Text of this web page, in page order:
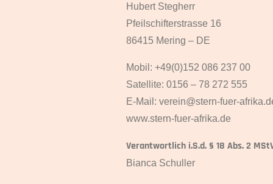
Hubert Stegherr
Pfeilschifterstrasse 16
86415 Mering – DE
Mobil: +49(0)152 086 237 00
Satellite: 0156 – 78 272 555
E-Mail:verein@stern-fuer-
www.stern-fuer-afrika.de
Verantwortlich i.S.d. § 18 Abs. 2
Bianca Schuller